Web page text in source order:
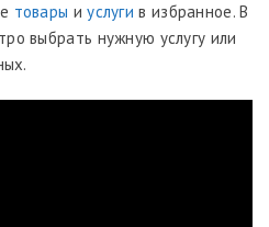
товары иуслуги в избранное. В
выбрать нужную услугу или